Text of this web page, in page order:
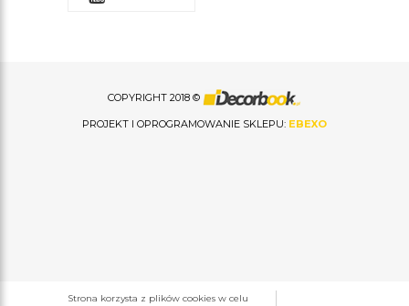
COPYRIGHT 2018 ©
PROJEKT I OPROGRAMOWANIE SKLEPU: EBEXO
Strona korzysta z plików cookies w celu